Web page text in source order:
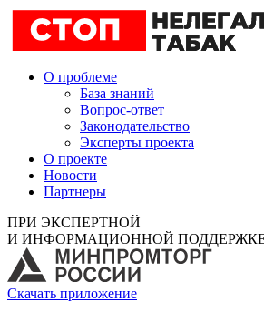
О проблеме
База знаний
Вопрос-ответ
Законодательство
Эксперты проекта
О проекте
Новости
Партнеры
ПРИ ЭКСПЕРТНОЙ
И ИНФОРМАЦИОННОЙ
Скачать приложение